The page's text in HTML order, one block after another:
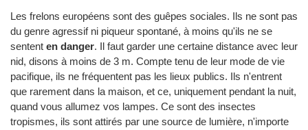
Les frelons européens sont des guêpes sociales. Ils ne sont pas
du genre agressif ni piqueur spontané, à moins qu'ils ne se
sentent en danger. Il faut garder une certaine distance avec leur
nid, disons à moins de 3 m. Compte tenu de leur mode de vie
pacifique, ils ne fréquentent pas les lieux publics. Ils n'entrent
que rarement dans la maison, et ce, uniquement pendant la nuit,
quand vous allumez vos lampes. Ce sont des insectes
tropismes, ils sont attirés par une source de lumière, n'importe